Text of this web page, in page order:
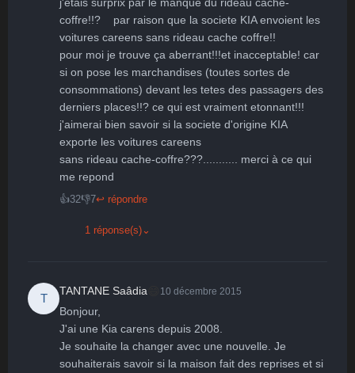
coffre!!?    par raison que la societe KIA envoient les
voitures careens sans rideau cache coffre!!
pour moi je trouve ça aberrant!!!et inacceptable! car
si on pose les marchandises (toutes sortes de
consommations) devant les tetes des passagers des
derniers places!!? ce qui est vraiment etonnant!!!
j'aimerai bien savoir si la societe d'origine KIA
exporte les voitures careens
sans rideau cache-coffre???........... merci à ce qui
me repond
👍32👎7↩ répondre
1 réponse(s) ⌄
T
TANTANE Saâdia 10 décembre 2015
Bonjour,
J'ai une Kia carens depuis 2008.
Je souhaite la changer avec une nouvelle. Je
souhaiterais savoir si la maison fait des reprises et si